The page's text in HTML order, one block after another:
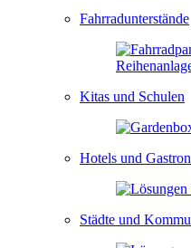
Fahrradunterstände
Kitas und Schulen
Hotels und
Städte und